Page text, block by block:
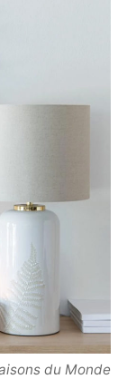
du Monde